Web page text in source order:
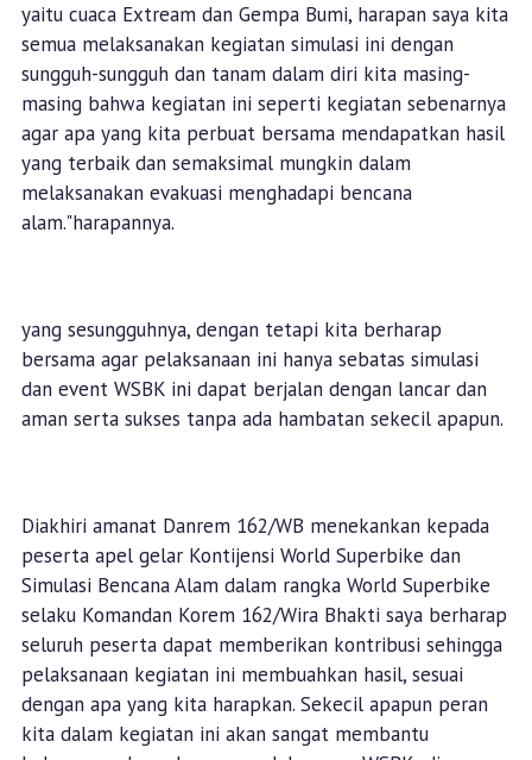
yaitu cuaca Extream dan Gempa Bumi, harapan saya kita
semua melaksanakan kegiatan simulasi ini dengan
sungguh-sungguh dan tanam dalam diri kita masing-
masing bahwa kegiatan ini seperti kegiatan sebenarnya
agar apa yang kita perbuat bersama mendapatkan hasil
yang terbaik dan semaksimal mungkin dalam
melaksanakan evakuasi menghadapi bencana
alam."harapannya.
yang sesungguhnya, dengan tetapi kita berharap
bersama agar pelaksanaan ini hanya sebatas simulasi
dan event WSBK ini dapat berjalan dengan lancar dan
aman serta sukses tanpa ada hambatan sekecil apapun.
Diakhiri amanat Danrem 162/WB menekankan kepada
peserta apel gelar Kontijensi World Superbike dan
Simulasi Bencana Alam dalam rangka World Superbike
selaku Komandan Korem 162/Wira Bhakti saya berharap
seluruh peserta dapat memberikan kontribusi sehingga
pelaksanaan kegiatan ini membuahkan hasil, sesuai
dengan apa yang kita harapkan. Sekecil apapun peran
kita dalam kegiatan ini akan sangat membantu